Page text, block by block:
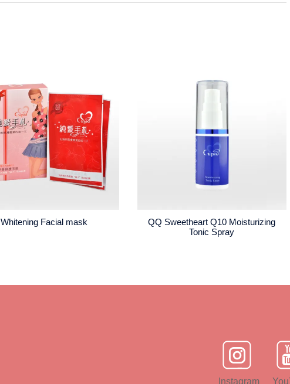
Whitening Facial mask
QQ Sweetheart Q10 Moisturizing
Tonic Spray
Instagram